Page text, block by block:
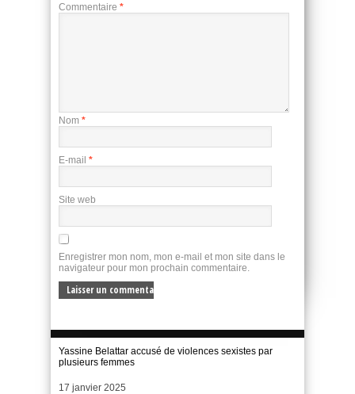
Commentaire *
Nom *
E-mail *
Site web
Enregistrer mon nom, mon e-mail et mon site dans le
navigateur pour mon prochain commentaire.
Yassine Belattar accusé de violences sexistes par
plusieurs femmes
Date
17 janvier 2025